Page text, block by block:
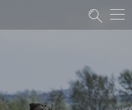
Suche